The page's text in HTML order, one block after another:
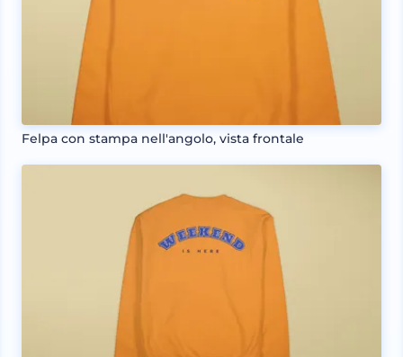
Felpa con stampa nell'angolo, vista frontale